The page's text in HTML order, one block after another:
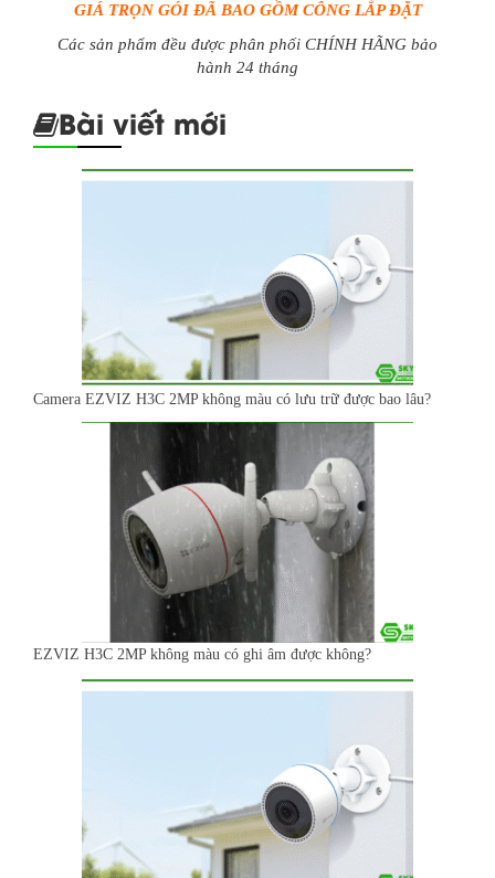
GIÁ TRỌN GÓI ĐÃ BAO GỒM CÔNG LẮP ĐẶT
Các sản phẩm đều được phân phối CHÍNH HÃNG bảo
hành 24 tháng
Bài viết mới
Camera EZVIZ H3C 2MP không màu có lưu trữ được bao lâu?
EZVIZ H3C 2MP không màu có ghi âm được không?